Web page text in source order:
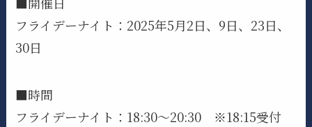
フライデーナイト：2025年5月2日、9日、23日、
30日
■時間
フライデーナイト：18:30～20:30 ※18:15受付